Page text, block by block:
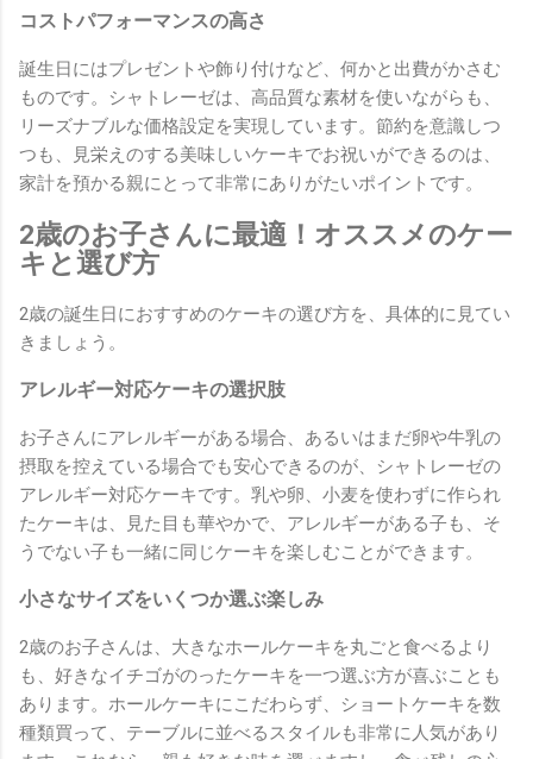
コストパフォーマンスの高さ
誕生日にはプレゼントや飾り付けなど、何かと出費がかさむ
ものです。シャトレーゼは、高品質な素材を使いながらも、
リーズナブルな価格設定を実現しています。節約を意識しつ
つも、見栄えのする美味しいケーキでお祝いができるのは、
家計を預かる親にとって非常にありがたいポイントです。
2歳のお子さんに最適！オススメのケー
キと選び方
2歳の誕生日におすすめのケーキの選び方を、具体的に見てい
きましょう。
アレルギー対応ケーキの選択肢
お子さんにアレルギーがある場合、あるいはまだ卵や牛乳の
摂取を控えている場合でも安心できるのが、シャトレーゼの
アレルギー対応ケーキです。乳や卵、小麦を使わずに作られ
たケーキは、見た目も華やかで、アレルギーがある子も、そ
うでない子も一緒に同じケーキを楽しむことができます。
小さなサイズをいくつか選ぶ楽しみ
2歳のお子さんは、大きなホールケーキを丸ごと食べるより
も、好きなイチゴがのったケーキを一つ選ぶ方が喜ぶことも
あります。ホールケーキにこだわらず、ショートケーキを数
種類買って、テーブルに並べるスタイルも非常に人気があり